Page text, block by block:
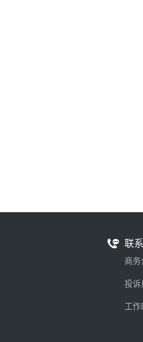
联
商务
投诉
工